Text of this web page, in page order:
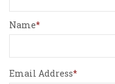
Name
Email Address